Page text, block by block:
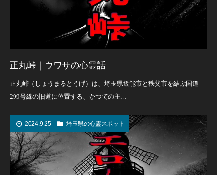
正丸峠｜ウワサの心霊話
正丸峠（しょうまるとうげ）は、埼玉県飯能市と秩父市を結ぶ国道
299号線の旧道に位置する、かつての主…
2024.9.25 埼玉県の心霊スポット